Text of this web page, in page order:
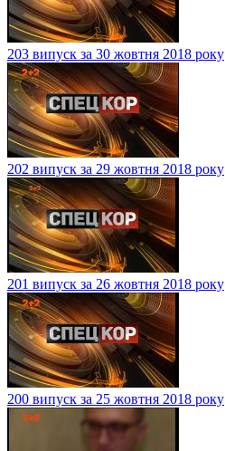
203 випуск за 30 жовтня 2018 року
202 випуск за 29 жовтня 2018 року
201 випуск за 26 жовтня 2018 року
200 випуск за 25 жовтня 2018 року